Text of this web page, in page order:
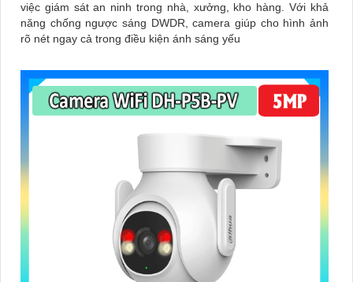
việc giám sát an ninh trong nhà, xưởng, kho hàng. Với khả
năng chống ngược sáng DWDR, camera giúp cho hình ảnh
rõ nét ngay cả trong điều kiện ánh sáng yếu